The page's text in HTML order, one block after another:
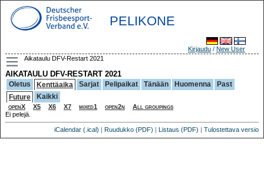
PELIKONE
Kirjaudu / New User
Aikataulu DFV-Restart 2021
AIKATAULU DFV-RESTART 2021
Oletus Kenttäaika Sarjat Pelipaikat Tänään Huomenna
Past
Future
Kaikki
openX X5 X6 X7 mixed1 open2n
All groupings
Ei pelejä.
iCalendar (.ical) | Ruudukko (PDF) | Listaus (PDF) | Tulostettava versio